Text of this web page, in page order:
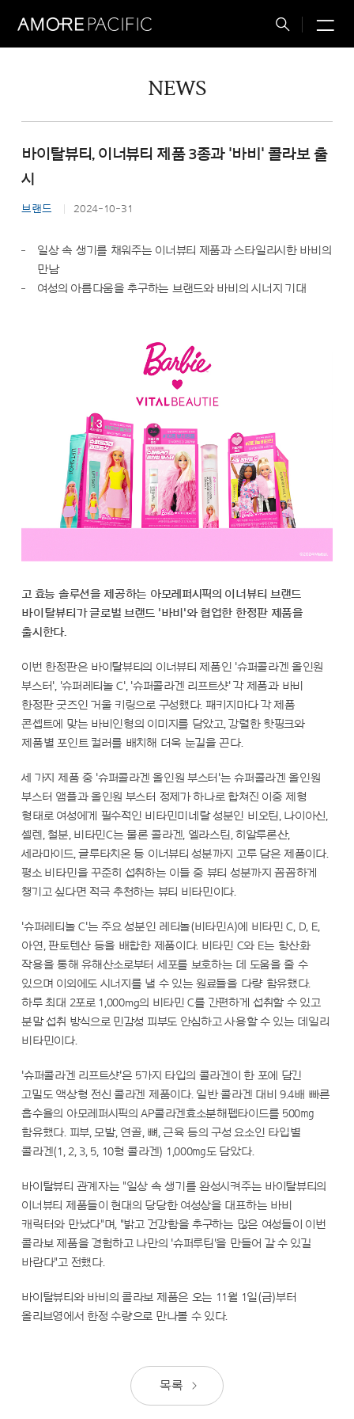
Total
NEWS
바이탈뷰티, 이너뷰티 제품 3종과 '바비' 콜라보 출
시
브랜드 2024-10-31
일상 속 생기를 채워주는 이너뷰티 제품과 스타일리시한 바비의
만남
여성의 아름다움을 추구하는 브랜드와 바비의 시너지 기대
고 효능 솔루션을 제공하는 아모레퍼시픽의 이너뷰티 브랜드
바이탈뷰티가 글로벌 브랜드 '바비'와 협업한 한정판 제품을
출시한다.
이번 한정판은 바이탈뷰티의 이너뷰티 제품인 '슈퍼콜라겐 올인원
부스터', '슈퍼레티놀 C', '슈퍼콜라겐 리프트샷' 각 제품과 바비
한정판 굿즈인 거울 키링으로 구성했다. 패키지마다 각 제품
콘셉트에 맞는 바비인형의 이미지를 담았고, 강렬한 핫핑크와
제품별 포인트 컬러를 배치해 더욱 눈길을 끈다.
세 가지 제품 중 '슈퍼콜라겐 올인원 부스터'는 슈퍼콜라겐 올인원
부스터 앰플과 올인원 부스터 정제가 하나로 합쳐진 이중 제형
형태로 여성에게 필수적인 비타민미네랄 성분인 비오틴, 나이아신,
셀렌, 철분, 비타민C는 물론 콜라겐, 엘라스틴, 히알루론산,
세라마이드, 글루타치온 등 이너뷰티 성분까지 고루 담은 제품이다.
평소 비타민을 꾸준히 섭취하는 이들 중 뷰티 성분까지 꼼꼼하게
챙기고 싶다면 적극 추천하는 뷰티 비타민이다.
'슈퍼레티놀 C'는 주요 성분인 레티놀(비타민A)에 비타민 C, D, E,
아연, 판토텐산 등을 배합한 제품이다. 비타민 C와 E는 항산화
작용을 통해 유해산소로부터 세포를 보호하는 데 도움을 줄 수
있으며 이외에도 시너지를 낼 수 있는 원료들을 다량 함유했다.
하루 최대 2포로 1,000mg의 비타민 C를 간편하게 섭취할 수 있고
분말 섭취 방식으로 민감성 피부도 안심하고 사용할 수 있는 데일리
비타민이다.
'슈퍼콜라겐 리프트샷'은 5가지 타입의 콜라겐이 한 포에 담긴
고밀도 액상형 전신 콜라겐 제품이다. 일반 콜라겐 대비 9.4배 빠른
흡수율의 아모레퍼시픽의 AP콜라겐효소분해펩타이드를 500㎎
함유했다. 피부, 모발, 연골, 뼈, 근육 등의 구성 요소인 타입별
콜라겐(1, 2, 3, 5, 10형 콜라겐) 1,000㎎도 담았다.
바이탈뷰티 관계자는 "일상 속 생기를 완성시켜주는 바이탈뷰티의
이너뷰티 제품들이 현대의 당당한 여성상을 대표하는 바비
캐릭터와 만났다"며, "밝고 건강함을 추구하는 많은 여성들이 이번
콜라보 제품을 경험하고 나만의 '슈퍼루틴'을 만들어 갈 수 있길
바란다"고 전했다.
바이탈뷰티와 바비의 콜라보 제품은 오는 11월 1일(금)부터
올리브영에서 한정 수량으로 만나볼 수 있다.
목록